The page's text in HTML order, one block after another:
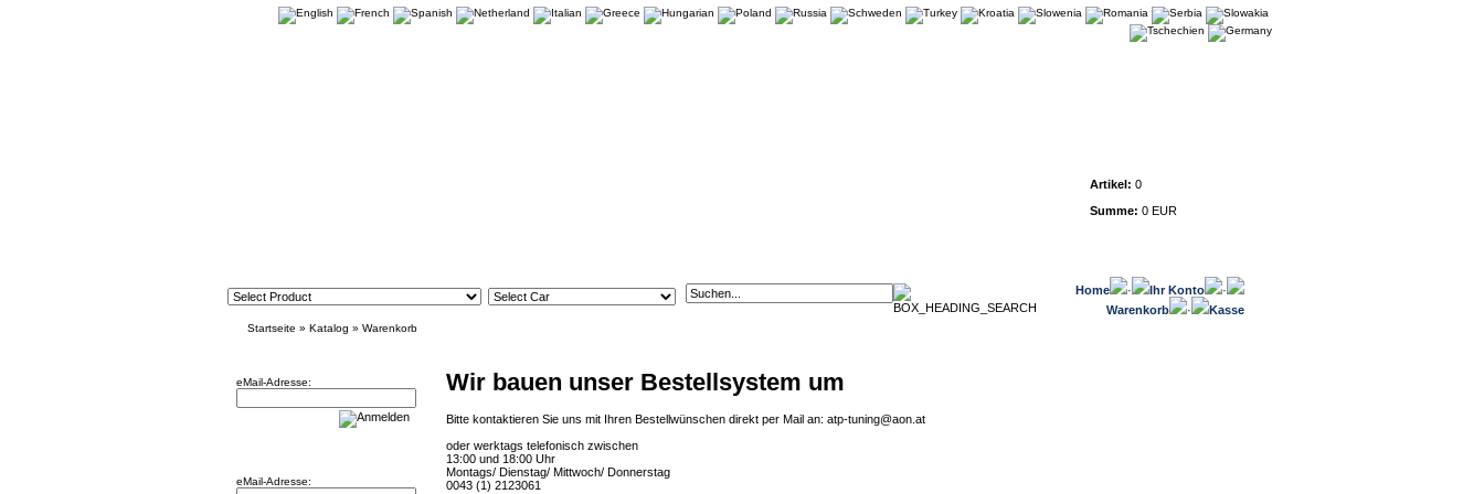
Artikel: 0
Summe: 0 EUR
Home · Ihr Konto
·
Warenkorb
· Kasse
Startseite » Katalog » Warenkorb
eMail-Adresse:
eMail-Adresse:
Wir bauen unser Bestellsystem um
Bitte kontaktieren Sie uns mit Ihren Bestellwünschen direkt per Mail an: atp-tuning@aon.at
oder werktags telefonisch zwischen
13:00 und 18:00 Uhr
Montags/ Dienstag/ Mittwoch/ Donnerstag
0043 (1) 2123061